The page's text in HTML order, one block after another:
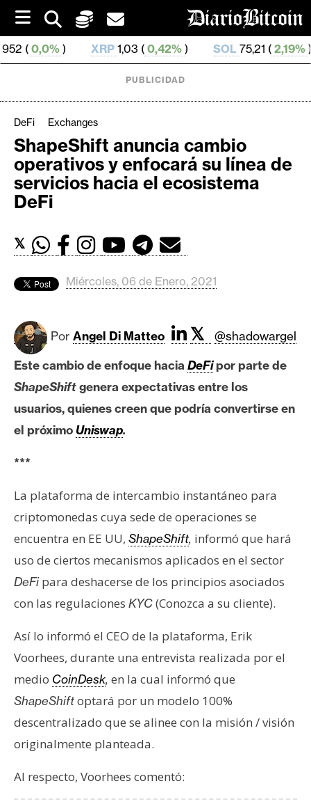
i
p
t
o
XRP1,03 ( 0,42%) SOL75,21 ( 2,19%) TRX
C
r
i
p
o
M
e
r
a
o
s
B
o
i
n
E
t
e
r
e
u
m
A
PUBLICIDAD
DeFi Exchanges
ShapeShift anuncia cambio
operativos y enfocará su línea de
servicios hacia el ecosistema
DeFi
𝕏
Miércoles, 06 de Enero, 2021
Por Angel Di Matteo 𝕏
@shadowargel
Este cambio de enfoque hacia DeFipor parte de
ShapeShiftgenera expectativas entre los
usuarios, quienes creen que podría convertirse en
el próximo Uniswap.
***
La plataforma de intercambio instantáneo para
criptomonedas cuya sede de operaciones se
encuentra en EE UU, ShapeShift, informó que hará
uso de ciertos mecanismos aplicados en el sector
DeFipara deshacerse de los principios asociados
con las regulaciones KYC(Conozca a su cliente).
Así lo informó el CEO de la plataforma, Erik
Voorhees, durante una entrevista realizada por el
medio CoinDesk, en la cual informó que
ShapeShiftoptará por un modelo 100%
descentralizado que se alinee con la misión / visión
originalmente planteada.
Al respecto, Voorhees comentó: